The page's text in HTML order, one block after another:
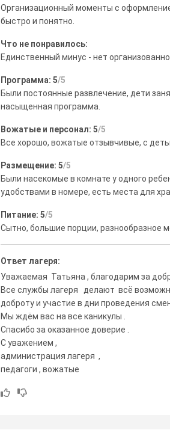
Организационный моменты с
быстро и понятно.
Что не понравилось:
Единственный минус - нет
Программа: 5/5
Были постоянные развлечение, дети
насыщенная программа.
Вожатые и персонал: 5/5
Все хорошо, вожатые отзывчивые, с
Размещение: 5/5
Были насекомые в комнате у одного
удобствами в номере, есть места для
Питание: 5/5
Сытно, большие порции, разнообразное
Ответ лагеря:
Уважаемая Татьяна , благодарим за
Все службы лагеря делают всё
доброту и участие в дни проведения
Мы ждём вас на все каникулы .
Спасибо за оказанное доверие .
С уважением ,
администрация лагеря ,
педагоги , вожатые